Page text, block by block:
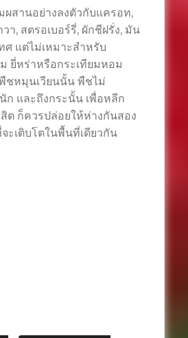
ผสานอย่างลงตัวกับแครอท,
า, สตรอเบอร์รี่, ผักชีฝรั่ง, มัน
ศ แต่ไม่เหมาะสำหรับ
ยี่หร่าหรือกระเทียมหอม
ชหมุนเวียนนั้น พืชไม่
ก และถึงกระนั้น เพื่อหลีก
ต ก็ควรปล่อยให้ห่างกันสอง
ะเติบโตในพื้นที่เดียวกัน